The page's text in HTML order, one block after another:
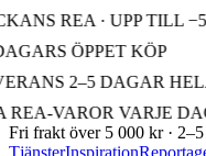
REA · UPP TILL
ÖPPET KÖP
2–5 DAGAR
VAROR VARJE
Fri frakt över 5 000 kr · 2–5
TjänsterInspiration